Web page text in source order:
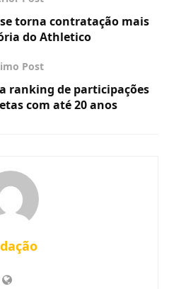
torna contratação mais
do Athletico
Post
ranking de participações
com até 20 anos